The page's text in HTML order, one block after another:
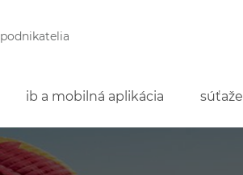
podnikatelia
ib a mobilná aplikácia súťaže